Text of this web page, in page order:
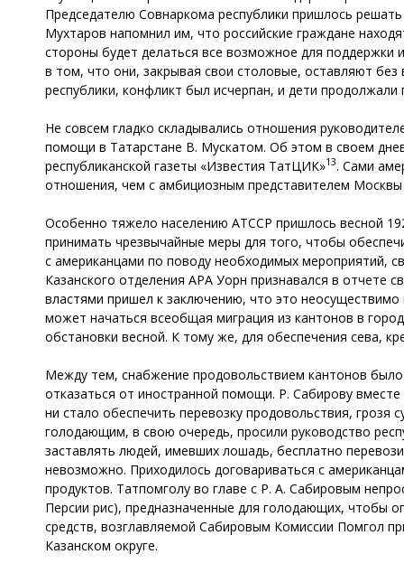
Председателю Совнаркома республики пришлось
Мухтаров напомнил им, что российские граждане
стороны будет делаться все возможное для поддержки
в том, что они, закрывая свои столовые, оставляют
республики, конфликт был исчерпан, и дети продолжали
Не совсем гладко складывались отношения
помощи в Татарстане В. Мускатом. Об этом в своем
республиканской газеты «Известия ТатЦИК»13. Сами
отношения, чем с амбициозным представителем
Особенно тяжело населению АТССР пришлось весной
принимать чрезвычайные меры для того, чтобы
с американцами по поводу необходимых мероприятий,
Казанского отделения АРА Уорн признавался в отчете
властями пришел к заключению, что это
может начаться всеобщая миграция из кантонов в
обстановки весной. К тому же, для обеспечения сева,
Между тем, снабжение продовольствием кантонов
отказаться от иностранной помощи. Р. Сабирову
ни стало обеспечить перевозку продовольствия, грозя
голодающим, в свою очередь, просили руководство
заставлять людей, имевших лошадь, бесплатно
невозможно. Приходилось договариваться с
продуктов. Татпомголу во главе с Р. А. Сабировым
Персии рис), предназначенные для голодающих, чтобы
средств, возглавляемой Сабировым Комиссии Помгол
Казанском округе.